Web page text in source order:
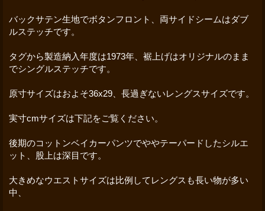
バックサテン生地でボタンフロント、両サイドシームはダブ
ルステッチです。
タグから製造納入年度は1973年、裾上げはオリジナルのまま
でシングルステッチです。
原寸サイズはおよそ36x29、長過ぎないレングスサイズです。
実寸cmサイズは下記をご覧ください。
後期のコットンベイカーパンツでややテーパードしたシルエ
ット、股上は深目です。
大きめなウエストサイズは比例してレングスも長い物が多い
中、